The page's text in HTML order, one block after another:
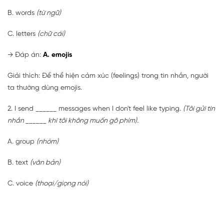
B. words (từ ngữ)
C. letters (chữ cái)
→ Đáp án: A. emojis
Giải thích: Để thể hiện cảm xúc (feelings) trong tin nhắn, người
ta thường dùng emojis.
2. I send ______ messages when I don't feel like typing. (Tôi gửi tin
nhắn ______ khi tôi không muốn gõ phím).
A. group (nhóm)
B. text (văn bản)
C. voice (thoại/giọng nói)